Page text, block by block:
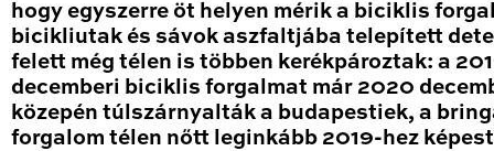
hogy egyszerre öt helyen mérik a biciklis
bicikliutak és sávok aszfaltjába telepített
felett még télen is többen kerékpároztak: a
decemberi biciklis forgalmat már 2020
közepén túlszárnyalták a budapestiek, a
forgalom télen nőtt leginkább 2019-hez